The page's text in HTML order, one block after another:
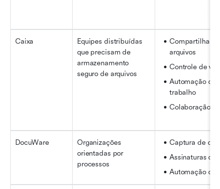
Caixa
Equipes distribuídas
que precisam de
armazenamento
seguro de arquivos
arquivos
Controle de
Automação de
trabalho
Colaboração
DocuWare
Organizações
orientadas por
processos
Captura de
Assinaturas
Automação de